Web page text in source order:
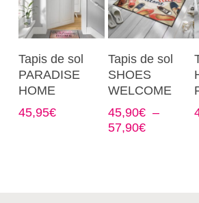
Choix Des
Options
produit
a
variations.
Tapis de sol
PARADISE
HOME
45,95€
Choix Des
Options
produit
a
variations.
Les
Tapis de sol
SHOES
WELCOME
45,90€ –
57,90€Plage
a